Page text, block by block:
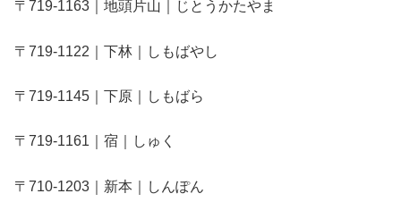
〒719-1163｜地頭片山｜じとうかたやま
〒719-1122｜下林｜しもばやし
〒719-1145｜下原｜しもばら
〒719-1161｜宿｜しゅく
〒710-1203｜新本｜しんぽん